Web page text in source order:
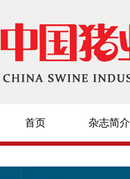
首页 杂志简介